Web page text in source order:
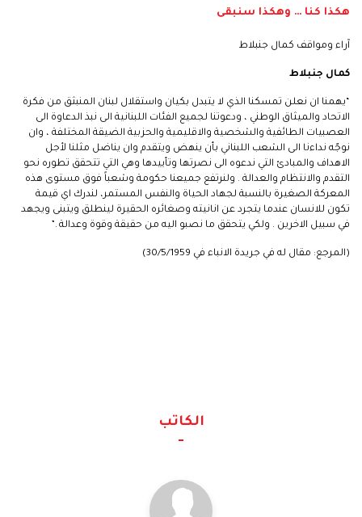
هكذا كنا … وهكذا سنبقى
آراء ومواقف كمال جنبلاط
كمال جنبلاط
“يهمنا ان نعلن تمسكنا الذي لا يتبدل بكيان واستقلال لبنان المنبثق من فكرة
الاتحاد والميثاق الوطني ، ودعوتنا لجميع الفئات اللبنانية الى نبذ الدعاوة الى
العصبيات الطائفية والشخصية والاقليمية والحزبية الضيقة المختلفة ، وان
نوجّه نداءنا الى الشعب اللبناني بأن ينهض ويتقدم وان يناضل مثلنا لأجل
الاهداف والمبادئ التي ندعوه الى نصرتها وتأييدها وهي التي تتحقق تطوره نحو
التقدم والانتظام والعدالة . ولنرتفع جميعنا حكومة وشعباً فوق مستوى هذه
المعركة الصغيرة بالنسبة لجهاد الحياة والنفس المستمر، لندرك اي قيمة
تكون للانسان عندما يتجرد عن انانيته وصغائره الحقيرة لينطلق ويتبنى ويجهد
في سبيل الاخرين . ولكي يتحقق ما نصبو اليه من حقيقة وقوة وعدالة .”
(المرجع: مقال له في جريدة الانباء في 30/5/1959)
الكاتب